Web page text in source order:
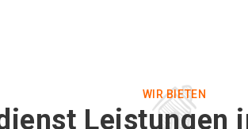
WIR BIETEN
Leistungen